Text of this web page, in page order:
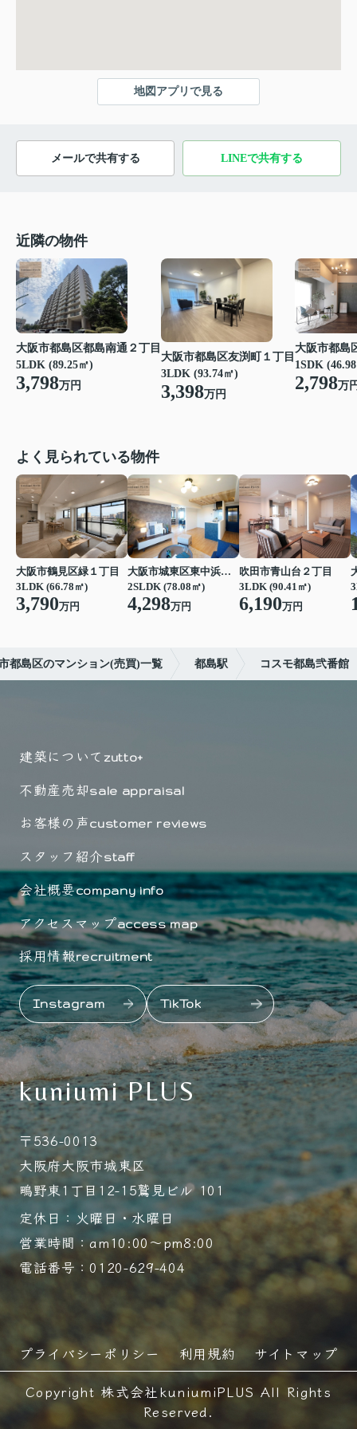
地図アプリで見る
メールで共有する LINEで共有する
近隣の物件
大阪市都島区都島南通２丁目
5LDK (89.25㎡)
3,798万円
大阪市都島区友渕町１丁目
3LDK (93.74㎡)
3,398万円
大阪市都島
1SDK
2,798万
よく見られている物件
大阪市鶴見区緑１丁目
3LDK (66.78㎡)
3,790万円
大阪市城東区東中浜６丁目
2SLDK (78.08㎡)
4,298万円
吹田市青山台２丁目
3LDK (90.41㎡)
6,190万円
都島区のマンション(売買)一覧 都島駅 コスモ都島弐番館
建築について zutto+
不動産売却sale appraisal
お客様の声customer reviews
スタッフ紹介staff
会社概要company info
アクセスマップaccess map
採用情報recruitment
Instagram TikTok
kuniumi PLUS
〒536-0013
大阪府大阪市城東区
鴫野東1丁目12-15鷲見ビル 101
定休日：火曜日・水曜日
営業時間：am10:00～pm8:00
電話番号：0120-629-404
プライバシーポリシー 利用規約
サイトマップ
Copyright 株式会社kuniumiPLUS All Rights
Reserved.